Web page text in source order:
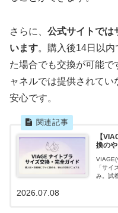
さらに、 公式サイトでは
います。購入後14日以
た場合でも交換が可能で
ャネルでは提供されて
安心です。
【
換の
VIAGE(
「サイ
み。試
2026.07.08